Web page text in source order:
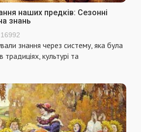
наших предків: Сезонні
знань
16992
знання через систему, яка була
традиціях, культурі та